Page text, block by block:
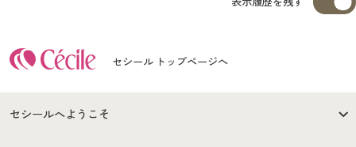
セシール トップページへ
セシールへようこそ